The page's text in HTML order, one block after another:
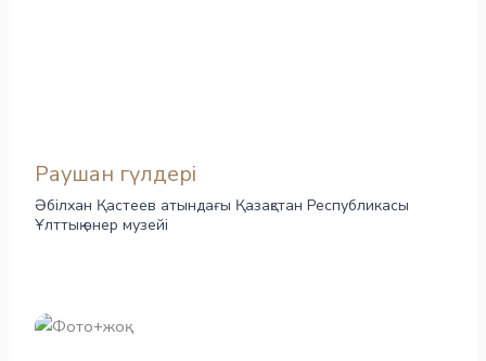
Раушан гүлдері
Әбілхан Қастеев атындағы Қазақстан Республикасы
Ұлттық өнер музейі